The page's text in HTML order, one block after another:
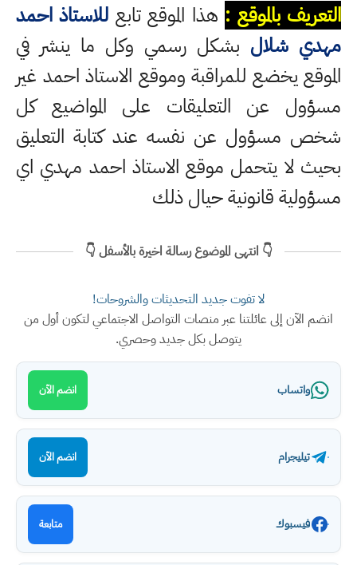
التعريف بالموقع : هذا الموقع تابع للاستاذ احمد
مهدي شلال بشكل رسمي وكل ما ينشر في
الموقع يخضع للمراقبة وموقع الاستاذ احمد غير
مسؤول عن التعليقات على المواضيع كل
شخص مسؤول عن نفسه عند كتابة التعليق
بحيث لا يتحمل موقع الاستاذ احمد مهدي اي
مسؤولية قانونية حيال ذلك
👇 انتهى الموضوع رسالة اخيرة بالأسفل 👇
لا تفوت جديد التحديثات والشروحات!
انضم الآن إلى عائلتنا عبر منصات التواصل الاجتماعي لتكون أول من
يتوصل بكل جديد وحصري.
واتساب انضم الآن
تيليجرام انضم الآن
فيسبوك متابعة